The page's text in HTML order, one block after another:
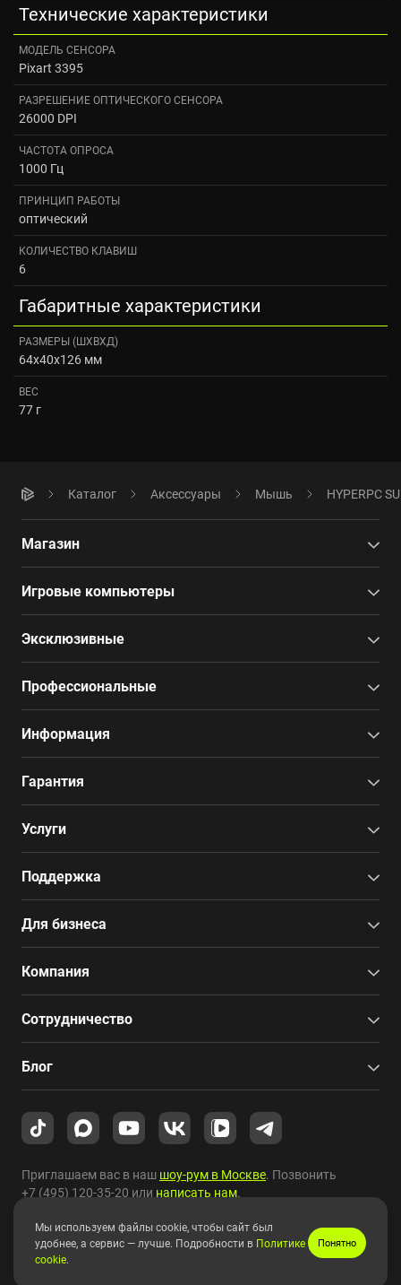
Технические характеристики
МОДЕЛЬ СЕНСОРА
Pixart 3395
РАЗРЕШЕНИЕ ОПТИЧЕСКОГО СЕНСОРА
26000 DPI
ЧАСТОТА ОПРОСА
1000 Гц
ПРИНЦИП РАБОТЫ
оптический
КОЛИЧЕСТВО КЛАВИШ
6
Габаритные характеристики
РАЗМЕРЫ (ШXВXД)
64x40x126 мм
ВЕС
77 г
Каталог Аксессуары Мышь HYPERPC
Магазин
Игровые компьютеры
Эксклюзивные
Профессиональные
Информация
Гарантия
Услуги
Поддержка
Для бизнеса
Компания
Сотрудничество
Блог
Приглашаем вас в наш шоу-рум в Москве. Позвонить
+7 (495) 120-35-20 или написать нам.
Copyright © 2010-2026 HYPERPC.
Мы используем файлы cookie, чтобы сайт был
удобнее, а сервис — лучше. Подробности в Политике
cookie.
Понятно